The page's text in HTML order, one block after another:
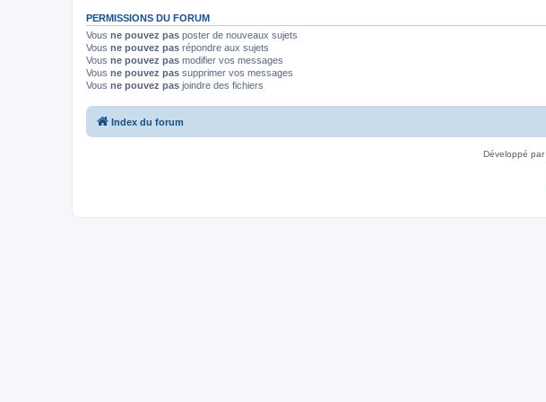
PERMISSIONS DU FORUM
Vous ne pouvez pas poster de nouveaux sujets
Vous ne pouvez pas répondre aux sujets
Vous ne pouvez pas modifier vos messages
Vous ne pouvez pas supprimer vos messages
Vous ne pouvez pas joindre des fichiers
Index du forum
Développé par